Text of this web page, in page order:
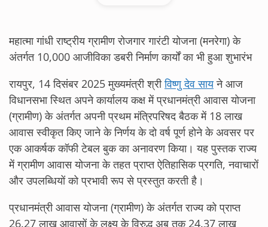
महात्मा गांधी राष्ट्रीय ग्रामीण रोजगार गारंटी योजना (मनरेगा) के
अंतर्गत 10,000 आजीविका डबरी निर्माण कार्यों का भी हुआ शुभारंभ
रायपुर, 14 दिसंबर 2025 मुख्यमंत्री श्रीविष्णु देव सायने आज
विधानसभा स्थित अपने कार्यालय कक्ष में प्रधानमंत्री आवास योजना
(ग्रामीण) के अंतर्गत अपनी प्रथम मंत्रिपरिषद बैठक में 18 लाख
आवास स्वीकृत किए जाने के निर्णय के दो वर्ष पूर्ण होने के अवसर पर
एक आकर्षक कॉफी टेबल बुक का अनावरण किया। यह पुस्तक राज्य
में ग्रामीण आवास योजना के तहत प्राप्त ऐतिहासिक प्रगति, नवाचारों
और उपलब्धियों को प्रभावी रूप से प्रस्तुत करती है।
प्रधानमंत्री आवास योजना (ग्रामीण) के अंतर्गत राज्य को प्राप्त
26.27 लाख आवासों के लक्ष्य के विरुद्ध अब तक 24.37 लाख